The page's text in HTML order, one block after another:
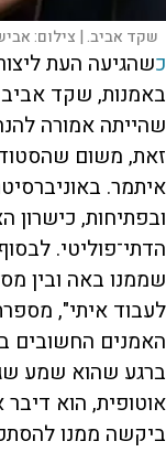
שקד אביב. | צילום:
כשהגיעה העת
באמנות, שקד
שהייתה אמורה
זאת, משום
איתמר.
ובפתיחות, כישרון
הדתי־פוליטי.
שממנו באה ובין
לעבוד איתי",
האמנים החשובים
ברגע שהוא שמע
אוטופית, הוא
ביקשה ממנו